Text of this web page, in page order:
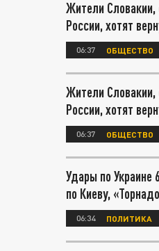
Жители Словакии,
России, хотят
06:37 ОБЩЕСТВО
Жители Словакии,
России, хотят
06:37 ОБЩЕСТВО
Удары по Украине
по Киеву,
06:34 ПОЛИТИКА